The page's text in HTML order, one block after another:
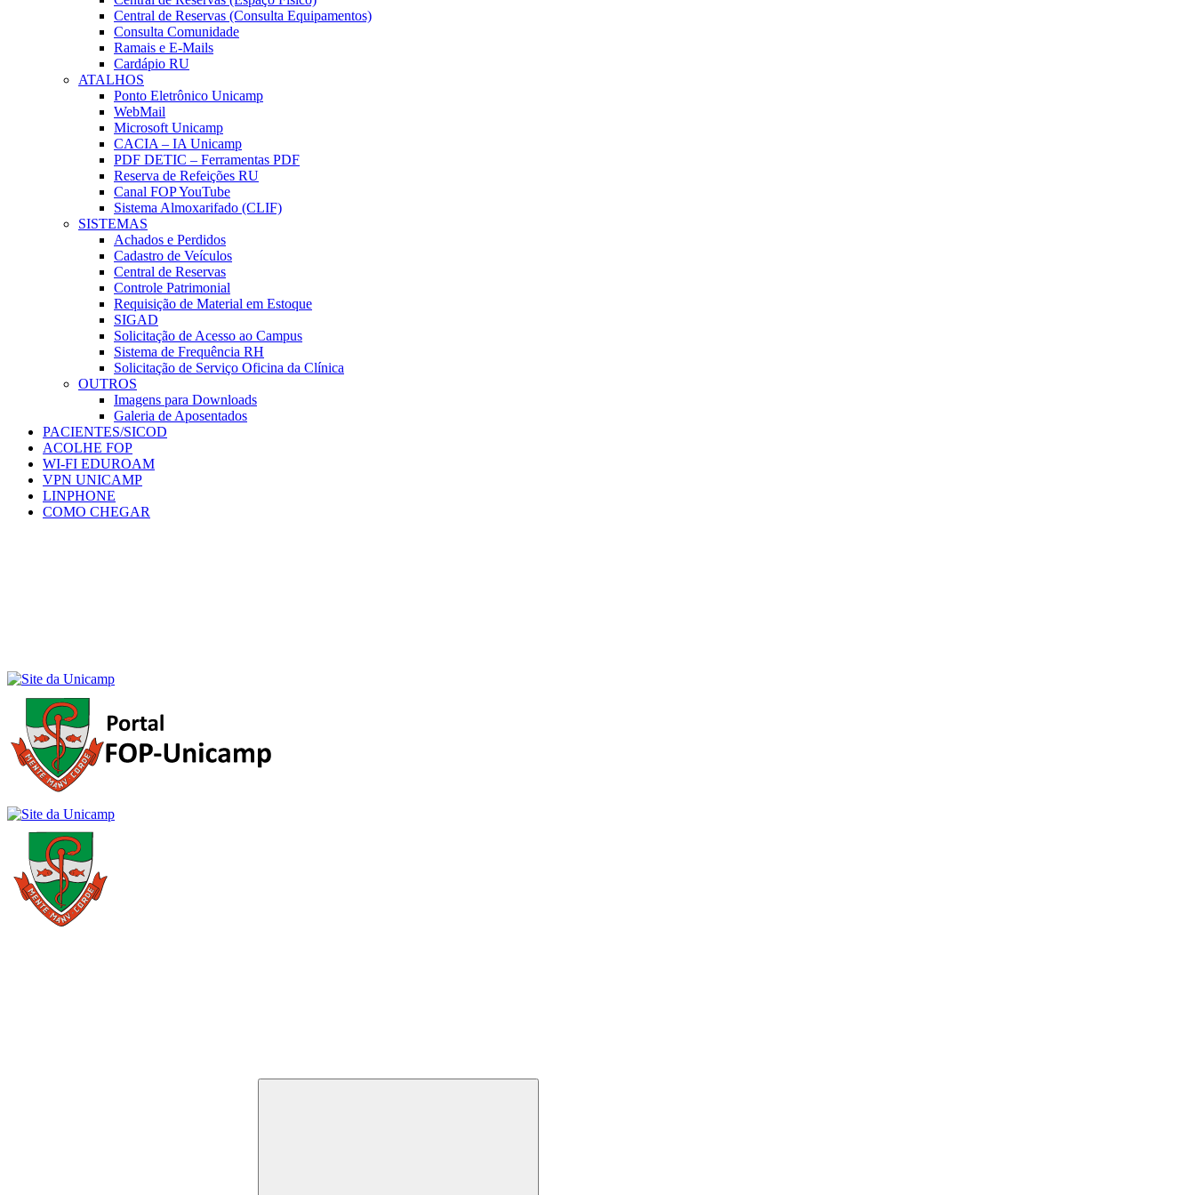
Central de Reservas (Consulta Equipamentos)
Consulta Comunidade
Ramais e E-Mails
Cardápio RU
ATALHOS
Ponto Eletrônico Unicamp
WebMail
Microsoft Unicamp
CACIA – IA Unicamp
PDF DETIC – Ferramentas PDF
Reserva de Refeições RU
Canal FOP YouTube
Sistema Almoxarifado (CLIF)
SISTEMAS
Achados e Perdidos
Cadastro de Veículos
Central de Reservas
Controle Patrimonial
Requisição de Material em Estoque
SIGAD
Solicitação de Acesso ao Campus
Sistema de Frequência RH
Solicitação de Serviço Oficina da Clínica
OUTROS
Imagens para Downloads
Galeria de Aposentados
PACIENTES/SICOD
ACOLHE FOP
WI-FI EDUROAM
VPN UNICAMP
LINPHONE
COMO CHEGAR